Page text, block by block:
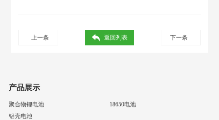
上一条 下一条
返回列表
产品展示
聚合物锂电池
18650电池
铝壳电池